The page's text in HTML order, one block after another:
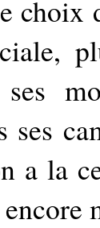
ses
a la
encore